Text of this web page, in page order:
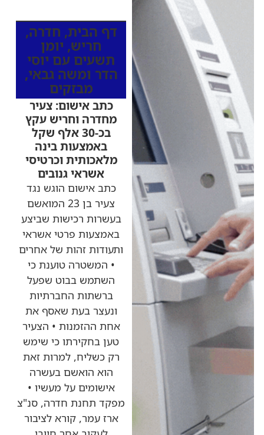
דף הבית, חדרה,
חריש, יומן
תשעים עם יוסי
הדר ומשה גבאי,
מבזקים
כתב אישום: צעיר
מחדרה וחריש עקץ
בכ-30 אלף שקל
באמצעות בינה
מלאכותית וכרטיסי
אשראי גנובים
כתב אישום הוגש נגד
צעיר בן 23 המואשם
בעשרות רכישות שביצע
באמצעות פרטי אשראי
ותעודות זהות של אחרים
• המשטרה טוענת כי
השתמש בבוט שפעל
ברשתות החברתיות
ונעצר בעת שאסף את
אחת ההזמנות • הצעיר
טען בחקירתו כי שימש
רק כשליח, למרות זאת
הוא הואשם בעשרה
אישומים על מעשיו •
מפקד תחנת חדרה, סנ"צ
ארז עמר, קורא לציבור